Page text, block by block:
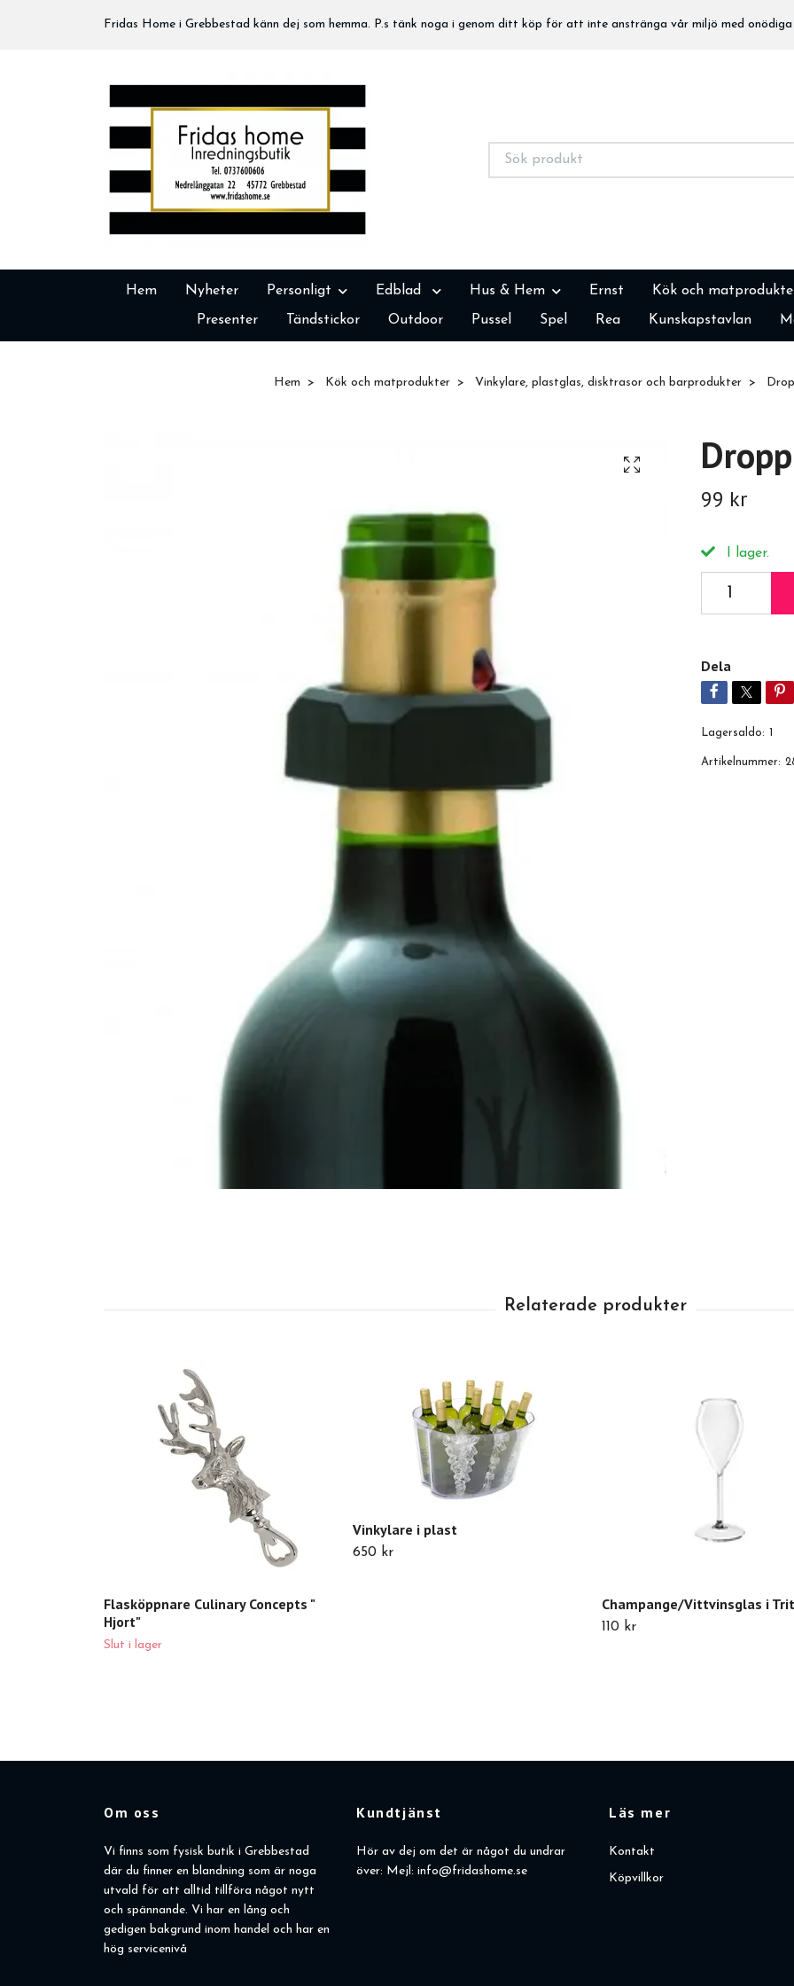
Fridas Home i Grebbestad känn dej som hemma. P.s tänk noga i genom ditt köp för att inte anstränga vår miljö med
Hem Nyheter Personligt Edblad Hus & Hem Ernst Kök och
Presenter Tändstickor Outdoor Pussel Spel Rea Kunskapstavlan
Hem Kök och matprodukter Vinkylare, plastglas, disktrasor och barprodukter
99 kr
I lager.
Dela
Lagersaldo: 1
Artikelnummer:
Flasköppnare Culinary Concepts "
Hjort"
Slut i lager
Vinkylare i plast
650 kr
Champange/Vittvinsglas i
110 kr
Om oss
Vi finns som fysisk butik i Grebbestad
där du finner en blandning som är noga
utvald för att alltid tillföra något nytt
och spännande. Vi har en lång och
gedigen bakgrund inom handel och har en
hög servicenivå
Kundtjänst
Hör av dej om det är något du undrar
över: Mejl: info@fridashome.se
Läs mer
Kontakt
Köpvillkor